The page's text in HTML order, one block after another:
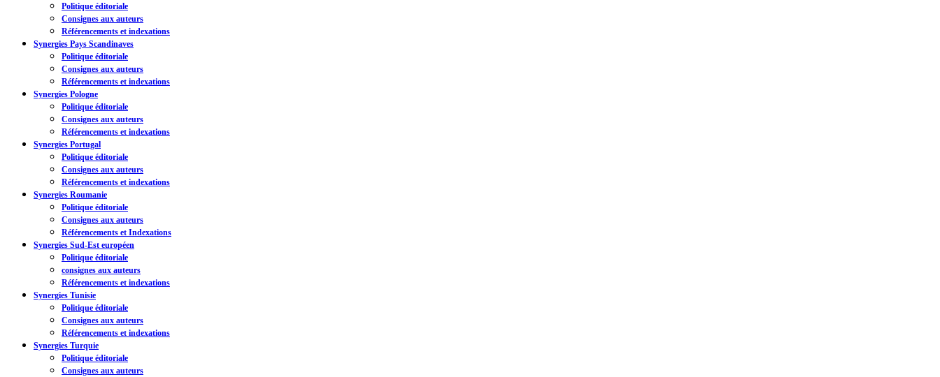
Politique éditoriale
Consignes aux auteurs
Référencements et indexations
Synergies Pays Scandinaves
Politique éditoriale
Consignes aux auteurs
Référencements et indexations
Synergies Pologne
Politique éditoriale
Consignes aux auteurs
Référencements et indexations
Synergies Portugal
Politique éditoriale
Consignes aux auteurs
Référencements et indexations
Synergies Roumanie
Politique éditoriale
Consignes aux auteurs
Référencements et Indexations
Synergies Sud-Est européen
Politique éditoriale
consignes aux auteurs
Référencements et indexations
Synergies Tunisie
Politique éditoriale
Consignes aux auteurs
Référencements et indexations
Synergies Turquie
Politique éditoriale
Consignes aux auteurs